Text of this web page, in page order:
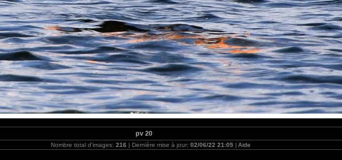
pv 20
Nombre total d'images: 216 | Dernière mise à jour: 02/06/22 21:05| Aide